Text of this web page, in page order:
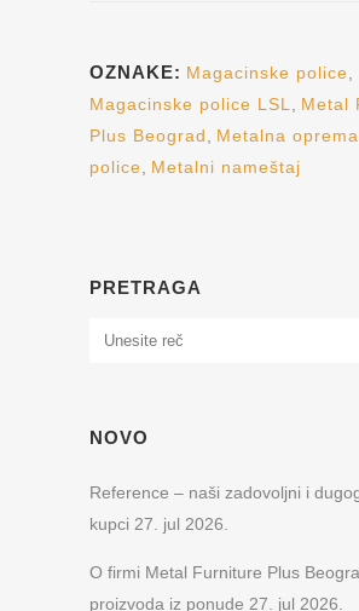
OZNAKE: Magacinske police
Magacinske police LSL
Metal
Plus Beograd
Metalna oprema
police
Metalni nameštaj
PRETRAGA
NOVO
Reference – naši zadovoljni i
kupci 27. jul 2026.
O firmi Metal Furniture Plus
proizvoda iz ponude 27. jul 2026.